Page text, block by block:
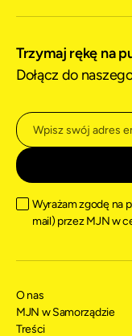
Trzymaj rękę na
Dołącz do
Wyrażam zgodę na
mail) przez MJN w
O nas
MJN w Samorządzie
Treści